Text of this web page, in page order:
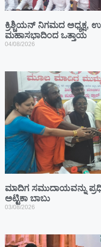
ಕ್ರಿಶ್ಚಿಯನ್ ನಿಗಮದ ಅಧ್ಯಕ್ಷ,
ಮಹಾಸಭಾದಿಂದ ಒತ್ತಾಯ
04/08/2026
ಮಾದಿಗ ಸಮುದಾಯವನ್ನು
ಅಟ್ಟಿಕಾ ಬಾಬು
03/08/2026